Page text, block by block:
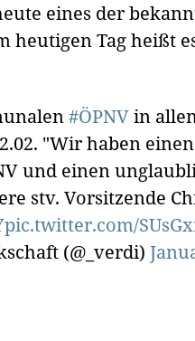
eines der
heutigen Tag heißt
#ÖPNVin
"Wir haben
und einen
stv. Vorsitzende
pic.twitter.com/
(@_verdi)